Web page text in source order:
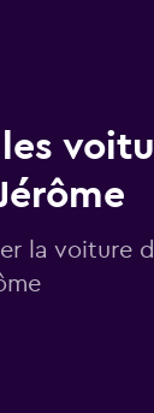
la voiture